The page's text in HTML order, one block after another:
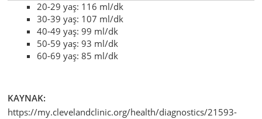
20-29 yaş: 116 ml/dk
30-39 yaş: 107 ml/dk
40-49 yaş: 99 ml/dk
50-59 yaş: 93 ml/dk
60-69 yaş: 85 ml/dk
KAYNAK:
https://my.clevelandclinic.org/health/diagnostics/21593-